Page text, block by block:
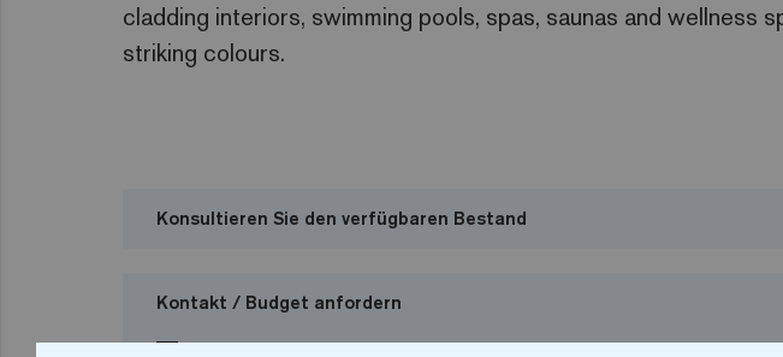
cladding interiors, swimming pools, spas, saunas and wellness
striking colours.
Konsultieren Sie den verfügbaren Bestand
Kontakt / Budget anfordern